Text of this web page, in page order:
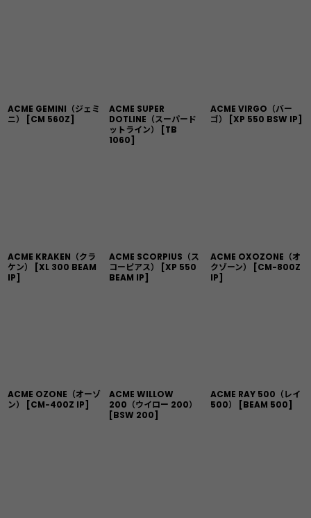
ACME GEMINI（ジェミ
ニ）
[CM 560Z]
ACME SUPER
DOTLINE（スーパード
ットライン）
[TB
1060]
ACME VIRGO（バー
ゴ）
[XP 550 BSW IP]
ACME KRAKEN（クラ
ケン）
[XL 300 BEAM
IP]
ACME SCORPIUS（ス
コーピアス）
[XP 550
BEAM IP]
ACME OXOZONE（オ
クゾーン）
[CM-800Z
IP]
ACME OZONE（オーゾ
ン）
[CM-400Z IP]
ACME WILLOW
200（ウイロー 200）
[BSW 200]
ACME RAY 500（レイ
500）
[BEAM 500]